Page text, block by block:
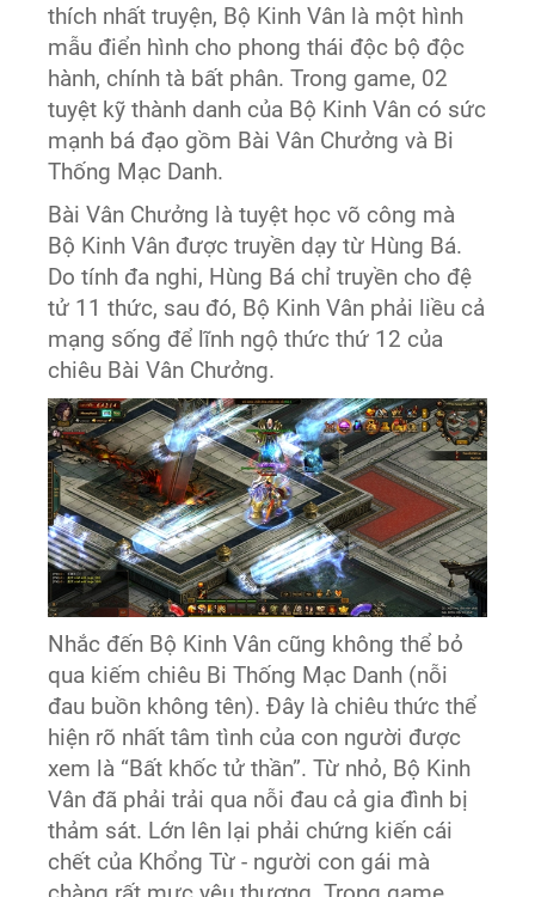
thích nhất truyện, Bộ Kinh Vân là một hình
mẫu điển hình cho phong thái độc bộ độc
hành, chính tà bất phân. Trong game, 02
tuyệt kỹ thành danh của Bộ Kinh Vân có sức
mạnh bá đạo gồm Bài Vân Chưởng và Bi
Thống Mạc Danh.
Bài Vân Chưởng là tuyệt học võ công mà
Bộ Kinh Vân được truyền dạy từ Hùng Bá.
Do tính đa nghi, Hùng Bá chỉ truyền cho đệ
tử 11 thức, sau đó, Bộ Kinh Vân phải liều cả
mạng sống để lĩnh ngộ thức thứ 12 của
chiêu Bài Vân Chưởng.
Nhắc đến Bộ Kinh Vân cũng không thể bỏ
qua kiếm chiêu Bi Thống Mạc Danh (nỗi
đau buồn không tên). Đây là chiêu thức thể
hiện rõ nhất tâm tình của con người được
xem là “Bất khốc tử thần”. Từ nhỏ, Bộ Kinh
Vân đã phải trải qua nỗi đau cả gia đình bị
thảm sát. Lớn lên lại phải chứng kiến cái
chết của Khổng Từ - người con gái mà